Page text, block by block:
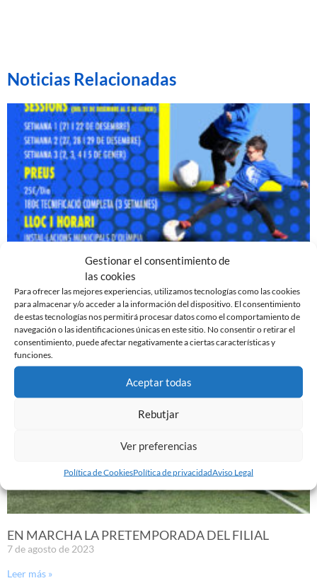
Gestionar el consentimiento de
las cookies
Para ofrecer las mejores experiencias, utilizamos tecnologías como las cookies
para almacenar y/o acceder a la información del dispositivo. El consentimiento
de estas tecnologías nos permitirá procesar datos como el comportamiento de
navegación o las identificaciones únicas en este sitio. No consentir o retirar el
consentimiento, puede afectar negativamente a ciertas características y
funciones.
Aceptar todas
Rebutjar
Ver preferencias
Política de CookiesPolítica de privacidadAviso Legal
Noticias Relacionadas
ABIERTAS LAS INSCRIPCIONES PARA EL CAMPUS
DE NAVIDAD
3 de noviembre de 2023
Leer más »
EN MARCHA LA PRETEMPORADA DEL FILIAL
7 de agosto de 2023
Leer más »